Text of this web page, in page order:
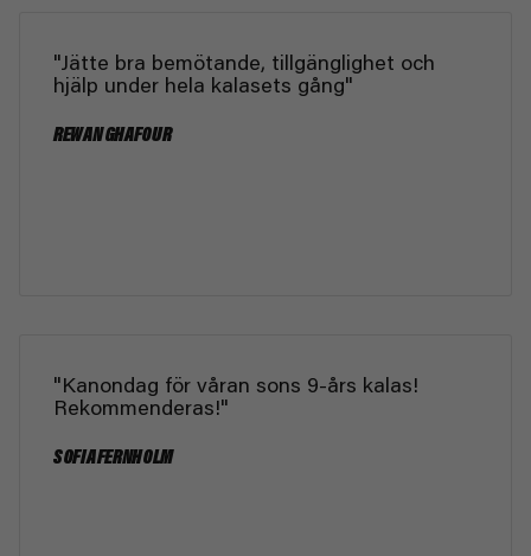
"Jätte bra bemötande, tillgänglighet och
hjälp under hela kalasets gång"
REWAN GHAFOUR
"Kanondag för våran sons 9-års kalas!
Rekommenderas!"
SOFIA FERNHOLM